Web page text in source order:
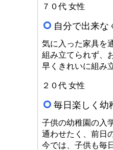
７０代 女性
自分で出来な
気に入った家具を
組み立てられず、
早くきれいに組み
２０代 女性
毎日楽しく幼
子供の幼稚園の入
通わせたく、前日
今では、子供も毎